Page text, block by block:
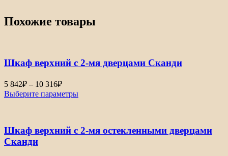
Похожие товары
Шкаф верхний с 2-мя дверцами Сканди
5 842₽ – 10 316₽Диапазон
цен:
5
10
Выберите параметры
Шкаф верхний с 2-мя остекленными дверцами
Сканди